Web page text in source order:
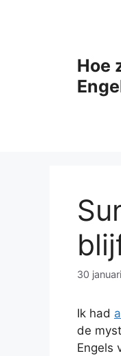
Hoe
30
Ik had
de
Engels